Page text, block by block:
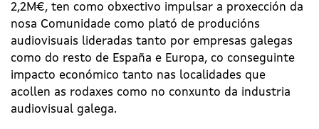
2,2M€, ten como obxectivo impulsar a proxección da
nosa Comunidade como plató de producións
audiovisuais lideradas tanto por empresas galegas
como do resto de España e Europa, co conseguinte
impacto económico tanto nas localidades que
acollen as rodaxes como no conxunto da industria
audiovisual galega.